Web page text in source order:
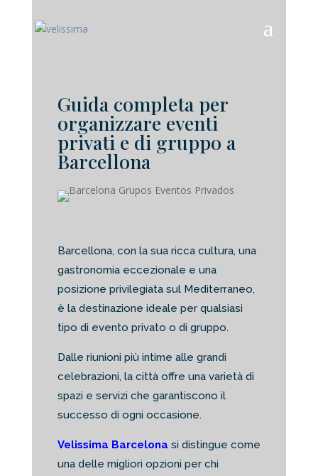
Guida completa per
organizzare eventi
privati e di gruppo a
Barcellona
Barcellona, con la sua ricca cultura, una
gastronomia eccezionale e una
posizione privilegiata sul Mediterraneo,
è la destinazione ideale per qualsiasi
tipo di evento privato o di gruppo.
Dalle riunioni più intime alle grandi
celebrazioni, la città offre una varietà di
spazi e servizi che garantiscono il
successo di ogni occasione.
Velissima Barcelona si distingue come
una delle migliori opzioni per chi